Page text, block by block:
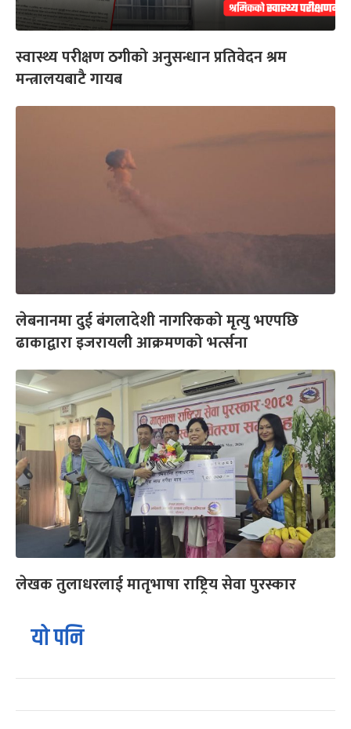
स्वास्थ्य परीक्षण ठगीको अनुसन्धान प्रतिवेदन श्रम
मन्त्रालयबाटै गायब
लेबनानमा दुई बंगलादेशी नागरिकको मृत्यु भएपछि
ढाकाद्वारा इजरायली आक्रमणको भर्त्सना
लेखक तुलाधरलाई मातृभाषा राष्ट्रिय सेवा पुरस्कार
यो पनि